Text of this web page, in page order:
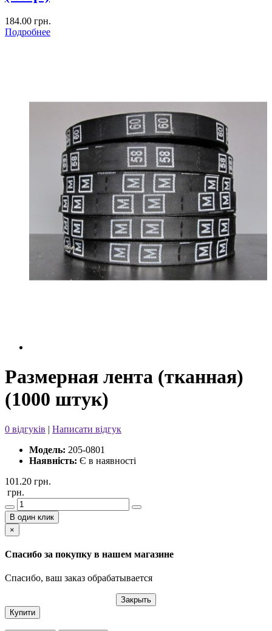
184.00 грн.
Подробнее
Размерная лента (тканная)
(1000 штук)
0 відгуків | Написати відгук
Модель: 205-0801
Наявність: Є в наявності
101.20 грн.
грн.
В один клик
×
Спасибо за покупку в нашем магазине
Спасибо, ваш заказ обрабатывается
Закрыть
Купити